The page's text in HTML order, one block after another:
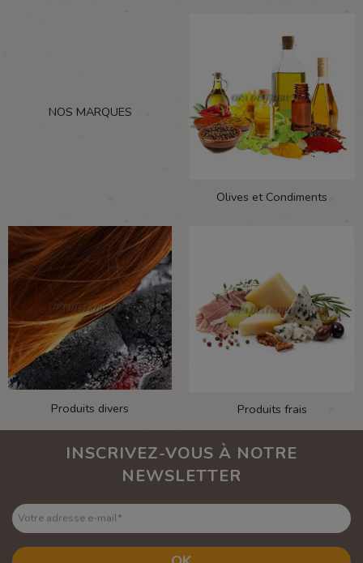
NOS MARQUES
Olives et Condiments
Produits divers Produits frais
INSCRIVEZ-VOUS À NOTRE
NEWSLETTER
Votre adresse e-mail*